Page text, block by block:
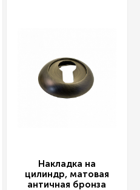
Накладка на
цилиндр, матовая
античная бронза